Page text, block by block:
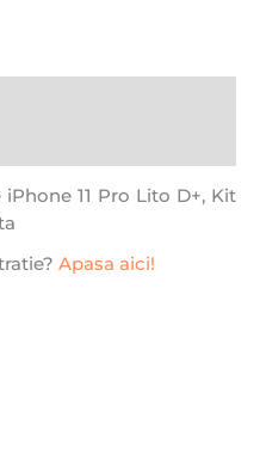
11 Pro Lito D+, Kit
Apasa aici!